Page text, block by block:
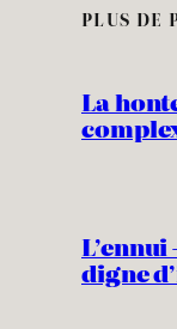
PLUS DE
La
digne